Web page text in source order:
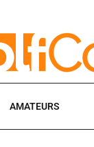
AMATEURS